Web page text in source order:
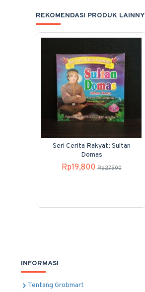
REKOMENDASI PRODUK
Seri Cerita Rakyat; Sultan
Domas
Rp19,800 Rp27,500
INFORMASI
Tentang Grobmart